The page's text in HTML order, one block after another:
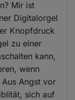
Mir ist
Digitalorgel
Knopfdruck
zu einer
kann,
wenn
Angst vor
sich auf